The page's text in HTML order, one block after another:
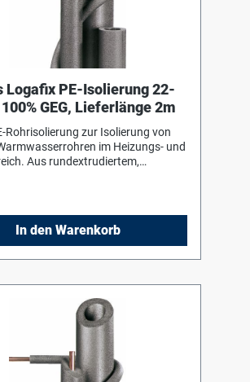
Logafix PE-Isolierung 22-
GEG, Lieferlänge 2m
Rohrisolierung zur Isolierung von
im Heizungs- und
Aus rundextrudiertem,
und unverrottbar.
In den Warenkorb